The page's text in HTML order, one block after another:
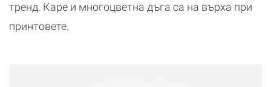
тренд. Каре и многоцветна дъга са на върха при
принтовете.